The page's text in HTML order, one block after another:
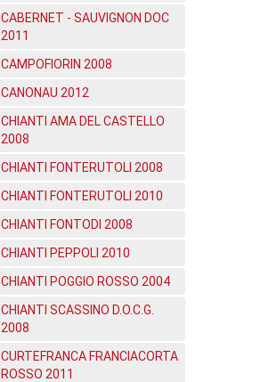
CABERNET - SAUVIGNON DOC
2011
CAMPOFIORIN 2008
CANONAU 2012
CHIANTI AMA DEL CASTELLO
2008
CHIANTI FONTERUTOLI 2008
CHIANTI FONTERUTOLI 2010
CHIANTI FONTODI 2008
CHIANTI PEPPOLI 2010
CHIANTI POGGIO ROSSO 2004
CHIANTI SCASSINO D.O.C.G.
2008
CURTEFRANCA FRANCIACORTA
ROSSO 2011